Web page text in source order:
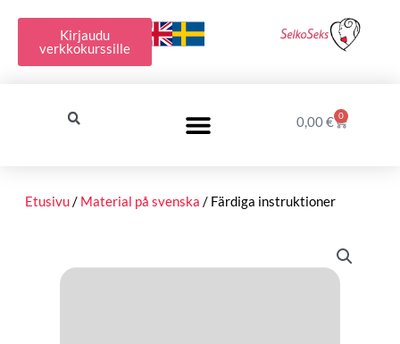
Kirjaudu
verkkokurssille
0,00€ 0
Cart
Etusivu/ Material på svenska / Färdiga instruktioner